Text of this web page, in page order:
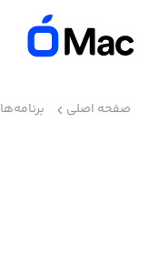
صفحه اصلی برنامه‌ها